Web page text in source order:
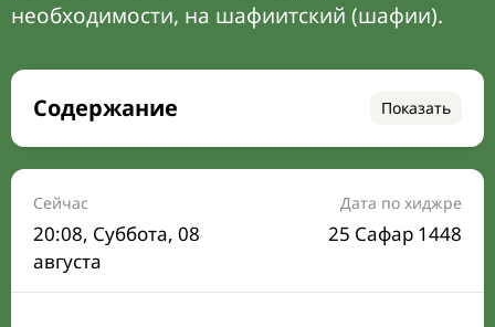
необходимости, на шафиитский (шафии).
Содержание Показать
Время намаза на сегодня
Расписание на месяц
Время Сухура и Ифтара на сегодня
Календарь рамадана
Сейчас
20:08, Суббота, 08
августа
Дата по хиджре
25 Сафар 1448